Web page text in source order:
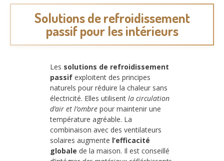
Solutions de refroidissement
passif pour les intérieurs
Les solutions de refroidissement
passif exploitent des principes
naturels pour réduire la chaleur sans
électricité. Elles utilisent la circulation
d’air et l’ombre pour maintenir une
température agréable. La
combinaison avec des ventilateurs
solaires augmente l’efficacité
globale de la maison. Il est conseillé